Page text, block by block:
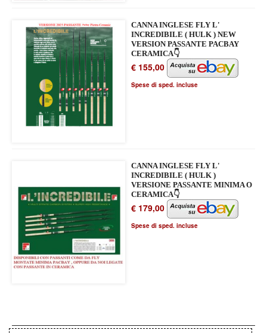
CANNA INGLESE FLY L'
INCREDIBILE ( HULK ) NEW
VERSION PASSANTE PACBAY
CERAMICA👇
€ 155,00
Spese di sped. incluse
CANNA INGLESE FLY L'
INCREDIBILE ( HULK )
VERSIONE PASSANTE MINIMA O
CERAMICA👇
€ 179,00
Spese di sped. incluse